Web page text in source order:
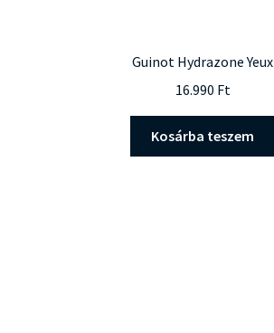
Guinot Hydrazone Yeux
16.990 Ft
Kosárba teszem